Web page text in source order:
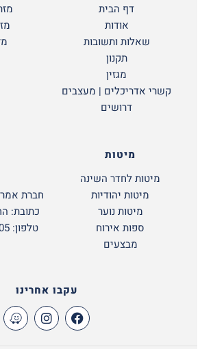
דף הבית
אודות
שאלות ותשובות
תקנון
מגזין
קשרי אדריכלים | מעצבים
דרושים
מיטות
מיטות לחדר השינה
מיטות יהודיות
מיטות נוער
ספות אירוח
מבצעים
חברת
כתובת: החרושת
טלפון: 09-766-6705 חניה חינם!
עקבו אחרינו